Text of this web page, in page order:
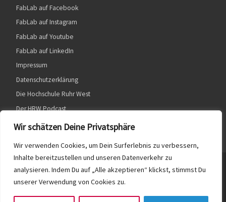
Wir schätzen Deine Privatsphäre
Wir verwenden Cookies, um Dein Surferlebnis zu verbessern,
Inhalte bereitzustellen und unseren Datenverkehr zu
analysieren. Indem Du auf „Alle akzeptieren“ klickst, stimmst Du
unserer Verwendung von Cookies zu.
FabLab auf Facebook
FabLab auf Instagram
FabLab auf Youtube
FabLab auf LinkedIn
Impressum
Datenschutzerklärung
Die Hochschule Ruhr West
Der HRW Podcast
© 2026HRW FabLab– Alle Rechte vorbehalten
Präsentiert vonWP – Entworfen mit dem